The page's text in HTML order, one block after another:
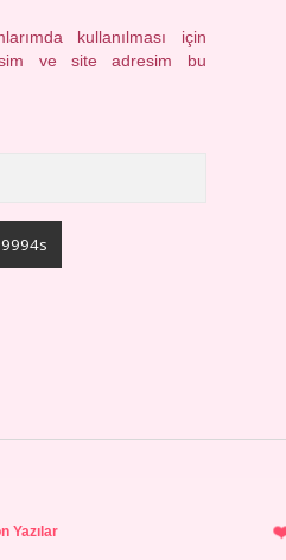
kullanılması için
ve site adresim bu
Yazılar